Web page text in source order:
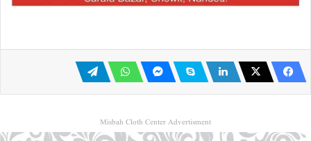
Misbah Cloth Center Advertisment